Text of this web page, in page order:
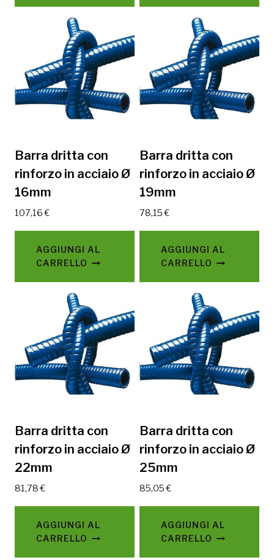
Barra dritta con
rinforzo in acciaio Ø
16mm
107,16€
AGGIUNGI AL
CARRELLO
Barra dritta con
rinforzo in acciaio Ø
19mm
78,15€
AGGIUNGI AL
CARRELLO
Barra dritta con
rinforzo in acciaio Ø
22mm
81,78€
AGGIUNGI AL
CARRELLO
Barra dritta con
rinforzo in acciaio Ø
25mm
85,05€
AGGIUNGI AL
CARRELLO